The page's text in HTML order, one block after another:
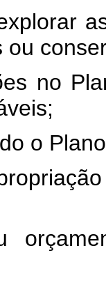
ou
no
o